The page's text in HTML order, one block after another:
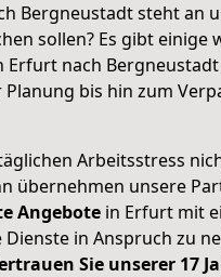
Bergneustadt steht an
sollen? Es gibt einige
Erfurt nach
bis hin zum
Arbeitsstress
übernehmen unsere
Angebote in Erfurt mit
Dienste in Anspruch zu
Sie unserer 17